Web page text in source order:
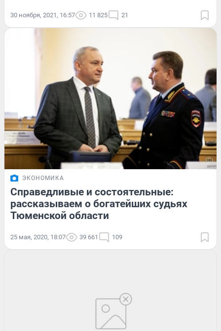
30 ноября, 2021, 16:57 11 825 21
ЭКОНОМИКА
Справедливые и состоятельные:
рассказываем о богатейших судьях
Тюменской области
25 мая, 2020, 18:07 39 661 109